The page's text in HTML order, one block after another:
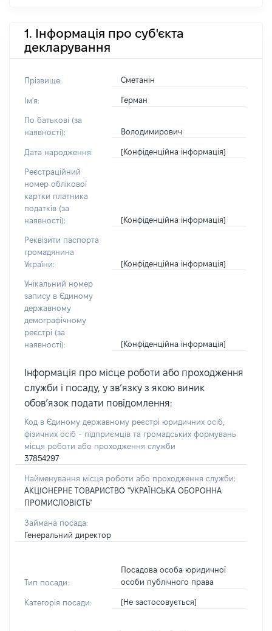
1. Інформація про суб'єкта
декларування
Прізвище: Сметанін
Ім'я: Герман
По батькові (за
наявності):
Володимирович
Дата народження: [Конфіденційна інформація]
Реєстраційний
номер облікової
картки платника
податків (за
наявності):
[Конфіденційна інформація]
Реквізити паспорта
громадянина
України:
[Конфіденційна інформація]
Унікальний номер
запису в Єдиному
державному
демографічному
реєстрі (за
наявності):
[Конфіденційна інформація]
Інформація про місце роботи або проходження
служби і посаду, у зв’язку з якою виник
обов’язок подати повідомлення:
Код в Єдиному державному реєстрі юридичних осіб,
фізичних осіб - підприємців та громадських формувань
місця роботи або проходження служби
37854297
Найменування місця роботи або проходження служби:
АКЦІОНЕРНЕ ТОВАРИСТВО "УКРАЇНСЬКА ОБОРОННА
ПРОМИСЛОВІСТЬ"
Займана посада:
Генеральний директор
Тип посади:
Посадова особа юридичної
особи публічного права
Категорія посади: [Не застосовується]